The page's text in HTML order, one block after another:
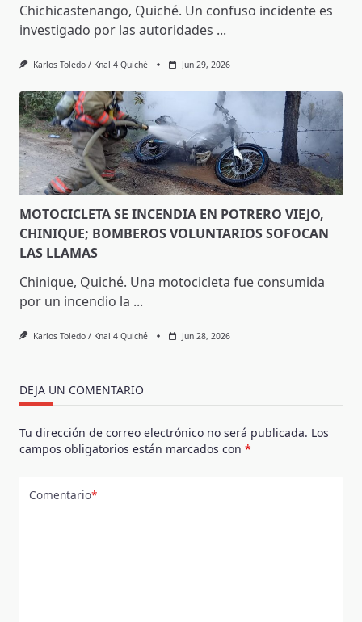
Chichicastenango, Quiché. Un confuso incidente es
investigado por las autoridades ...
Karlos Toledo / Knal 4 Quiché Jun 29, 2026
MOTOCICLETA SE INCENDIA EN POTRERO VIEJO,
CHINIQUE; BOMBEROS VOLUNTARIOS SOFOCAN
LAS LLAMAS
Chinique, Quiché. Una motocicleta fue consumida
por un incendio la ...
Karlos Toledo / Knal 4 Quiché Jun 28, 2026
DEJA UN COMENTARIO
Tu dirección de correo electrónico no será publicada. Los
campos obligatorios están marcados con *
Comentario*